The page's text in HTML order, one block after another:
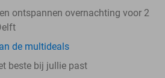
ontspannen overnachting voor 2
de multideals
beste bij jullie past